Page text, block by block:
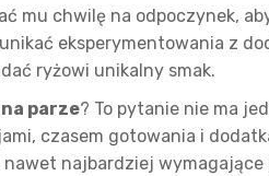
mu chwilę na odpoczynek,
eksperymentowania z
ryżowi unikalny smak.
parze? To pytanie nie ma
czasem gotowania i
najbardziej wymagające